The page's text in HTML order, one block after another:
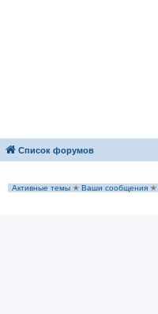
Список форумов
Активные темы ✭ Ваши сообщения ✭